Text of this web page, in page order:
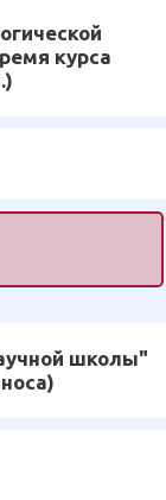
курса
школы"